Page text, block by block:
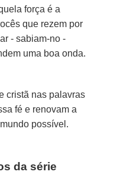
força é a
que rezem por
- sabiam-no -
uma boa onda.
cristã nas palavras
fé e renovam a
possível.
da série